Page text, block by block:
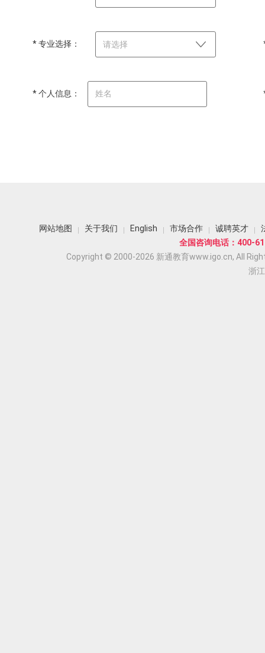
* 专业选择： 请选择
* 个人信息：
网站地图 关于我们 English 市场合作 诚聘英才
全国咨询电话：400-
Copyright © 2000-2026 新通教育www.igo.cn, All
浙